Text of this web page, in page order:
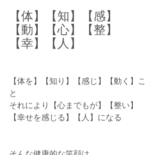
【体】【知】【感】
【動】【心】【整】
【幸】【人】
【体を】【知り】【感じ】【動く】こ
と
それにより【心までもが】【整い】
【幸せを感じる】【人】になる